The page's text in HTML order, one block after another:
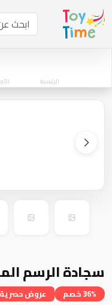
الرئيسية
سجادة الرسم
36% خصم عروض حصرية